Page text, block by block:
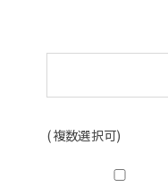
(複数選択可)